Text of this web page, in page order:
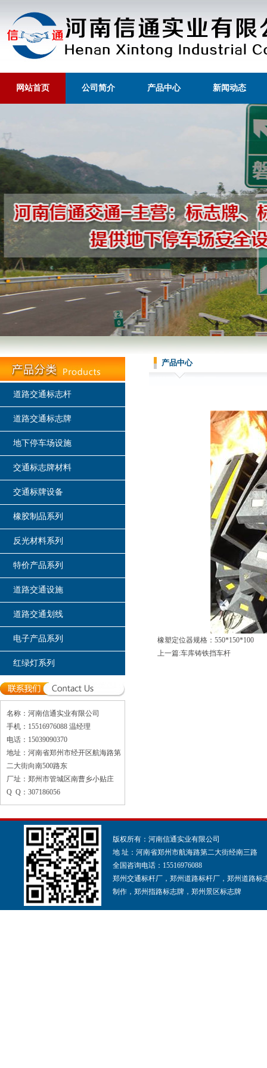
网站首页 公司简介 产品中心 新闻动态
道路交通标志杆
道路交通标志牌
地下停车场设施
交通标志牌材料
交通标牌设备
橡胶制品系列
反光材料系列
特价产品系列
道路交通设施
道路交通划线
电子产品系列
红绿灯系列
名称：河南信通实业有限公司
手机：15516976088 温经理
电话：15039090370
地址：河南省郑州市经开区航海路第
二大街向南500路东
厂址：郑州市管城区南曹乡小贴庄
Q Q：307186056
产品中心
橡塑定位器规格：550*150*100
上一篇:车库铸铁挡车杆
版权所有：河南信通实业有限公司
地 址：河南省郑州市航海路第二大街经南三路
全国咨询电话：15516976088
郑州交通标杆厂，郑州道路标杆厂，郑州道路
制作，郑州指路标志牌，郑州景区标志牌